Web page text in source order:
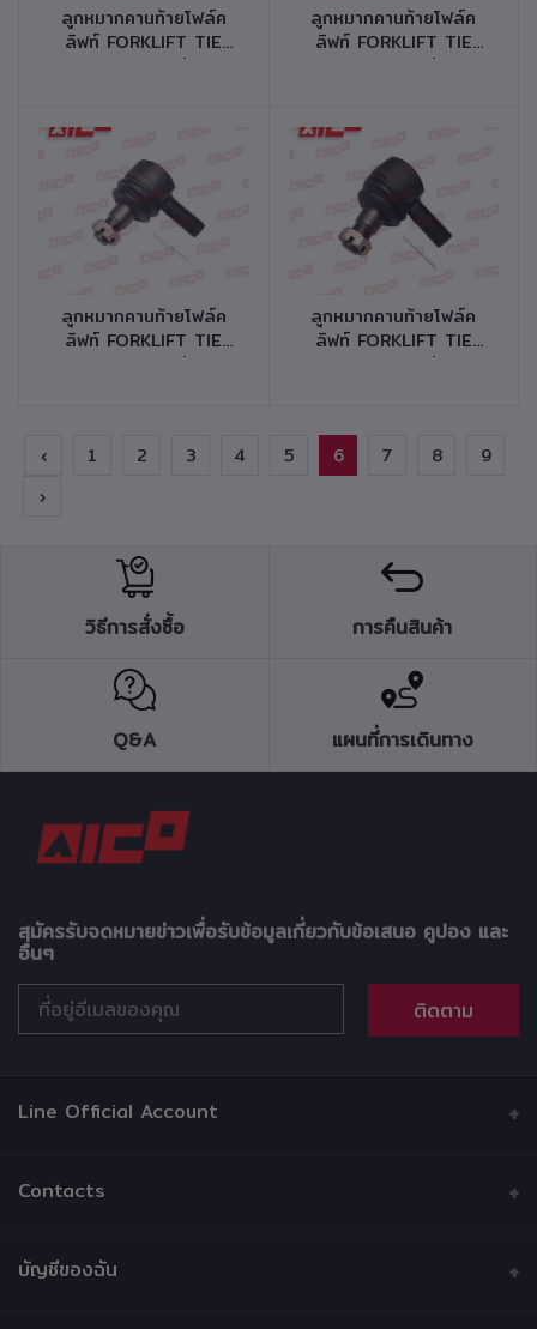
หยิบใส่ตะกร้า
ลูกหมากคานท้ายโฟล์ค
ลิฟท์ FORKLIFT TIE
ROD END รุ่น
41710-J0014
หยิบใส่ตะกร้า
ลูกหมากคานท้ายโฟล์ค
ลิฟท์ FORKLIFT TIE
ROD END รุ่น
หยิบใส่ตะกร้า
ลูกหมากคานท้ายโฟล์ค
ลิฟท์ FORKLIFT TIE
ROD END รุ่น
หยิบใส่ตะกร้า
ลูกหมากคานท้ายโฟล์ค
ลิฟท์ FORKLIFT TIE
ROD END รุ่น
‹ 1 2 3 4 5 6 7 8
9
›
วิธีการสั่งซื้อ การคืนสินค้า
Q&A แผนที่การเดินทาง
สมัครรับจดหมายข่าวเพื่อรับข้อมูลเกี่ยวกับข้อเสนอ คูปอง และ
อื่นๆ
ติดตาม
Line Official Account
Contacts
ที่อยู่
บัญชีของฉัน